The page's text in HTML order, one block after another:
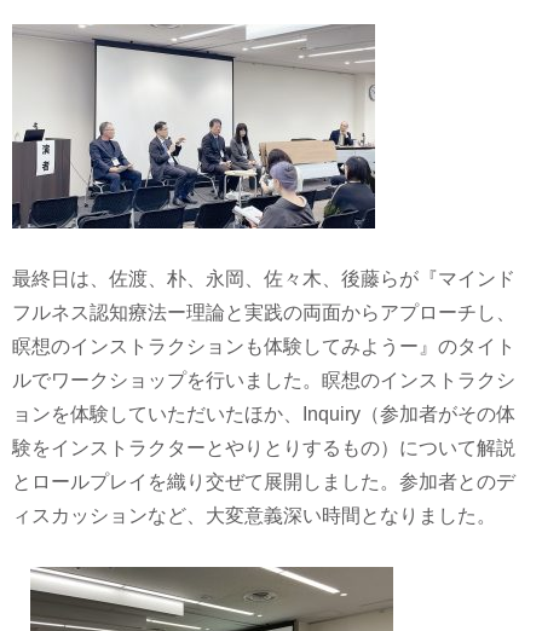
最終日は、佐渡、朴、永岡、佐々木、後藤らが『マインド
フルネス認知療法ー理論と実践の両面からアプローチし、
瞑想のインストラクションも体験してみようー』のタイト
ルでワークショップを行いました。瞑想のインストラクシ
ョンを体験していただいたほか、Inquiry（参加者がその体
験をインストラクターとやりとりするもの）について解説
とロールプレイを織り交ぜて展開しました。参加者とのデ
ィスカッションなど、大変意義深い時間となりました。